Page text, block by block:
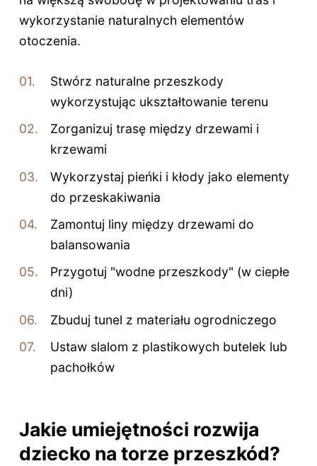
wykorzystanie naturalnych elementów
otoczenia.
Stwórz naturalne przeszkody
wykorzystując ukształtowanie terenu
Zorganizuj trasę między drzewami i
krzewami
Wykorzystaj pieńki i kłody jako elementy
do przeskakiwania
Zamontuj liny między drzewami do
balansowania
Przygotuj "wodne przeszkody" (w ciepłe
dni)
Zbuduj tunel z materiału ogrodniczego
Ustaw slalom z plastikowych butelek lub
pachołków
Jakie umiejętności rozwija
dziecko na torze przeszkód?